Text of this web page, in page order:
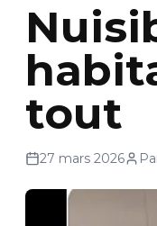
tout
27 mars 2026